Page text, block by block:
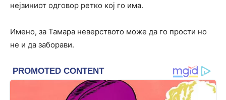
нејзиниот одговор ретко кој го има.
Имено, за Тамара неверството може да го прости но
не и да заборави.